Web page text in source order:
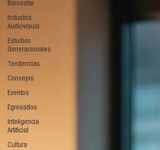
Bienestar
Industria
Audiovisual
Estudios
Generacionales
Tendencias
Consejos
Eventos
Egresados
Inteligencia
Artificial
Cultura